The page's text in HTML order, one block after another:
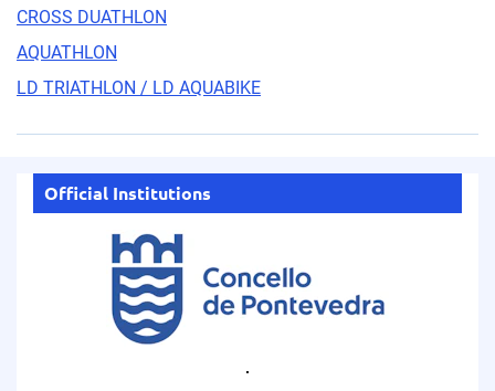
CROSS DUATHLON
AQUATHLON
LD TRIATHLON / LD AQUABIKE
Official Institutions
.